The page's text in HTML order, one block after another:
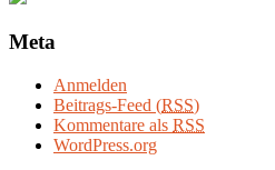
Meta
Anmelden
Beitrags-Feed (RSS)
Kommentare als RSS
WordPress.org